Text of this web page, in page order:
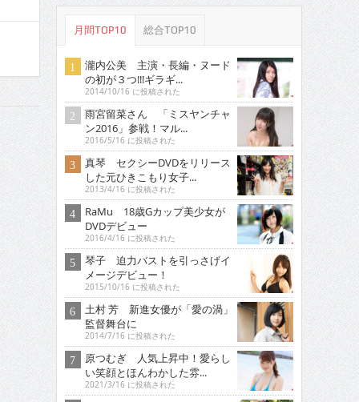
月間TOP10 総合TOP10
瀧内公美 主演・長編・ヌード
の初が３つ!!!ギラギ...
2014/10/16 に投稿された
雨宮留菜さん 「ミスヤンチャ
ン2016」参戦！マル...
2016/5/16 に投稿された
真琴 セクシーDVDをリリース
した元ひきこもり女子...
2013/4/16 に投稿された
RaMu 18歳Gカップ美少女が
DVDデビュー
2016/4/16 に投稿された
琴子 迫力バストを引っさげイ
メージデビュー！
2015/10/16 に投稿された
土村 芳 新進女優が「愛の渦」
監督舞台に
2014/7/16 に投稿された
原つむぎ 人気上昇中！愛らし
い笑顔とほんわかした雰...
2021/3/16 に投稿された